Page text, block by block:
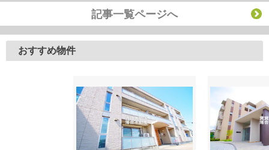
記事一覧ページへ
おすすめ物件